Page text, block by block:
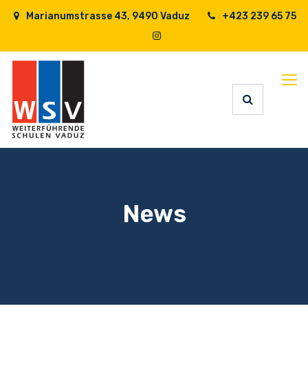
Marianumstrasse 43, 9490 Vaduz +423 239 65 75
News